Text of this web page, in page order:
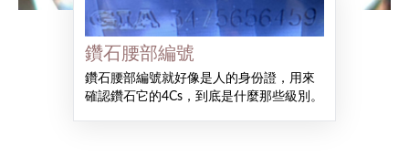
鑽石腰部編號
鑽石腰部編號就好像是人的身份證，用來
確認鑽石它的4Cs，到底是什麼那些級別。